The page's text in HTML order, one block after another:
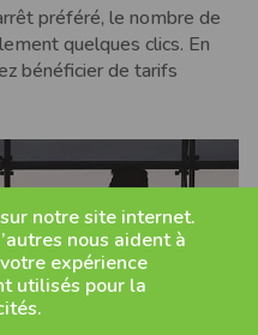
notre site internet.
nous aident à
expérience
utilisés pour la
préféré, le nombre de
quelques clics. En
bénéficier de tarifs